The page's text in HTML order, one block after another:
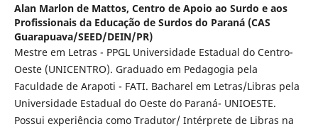
Alan Marlon de Mattos, Centro de Apoio ao Surdo e aos
Profissionais da Educação de Surdos do Paraná (CAS
Guarapuava/SEED/DEIN/PR)
Mestre em Letras - PPGL Universidade Estadual do Centro-
Oeste (UNICENTRO). Graduado em Pedagogia pela
Faculdade de Arapoti - FATI. Bacharel em Letras/Libras pela
Universidade Estadual do Oeste do Paraná- UNIOESTE.
Possui experiência como Tradutor/ Intérprete de Libras na